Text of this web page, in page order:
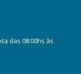
das 08:00hs às